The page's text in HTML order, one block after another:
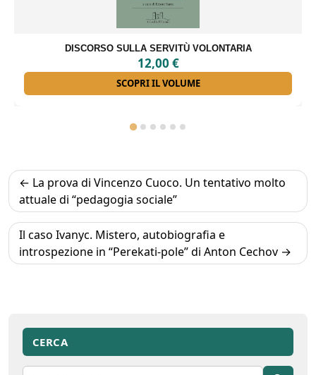
GLI INTERNATI LIBERI DI FORINO
18,00 €
SCOPRI IL VOLUME
Navigazione
articoli
La prova di Vincenzo Cuoco. Un tentativo molto
attuale di “pedagogia sociale”
Il caso Ivanyc. Mistero, autobiografia e
introspezione in “Perekati-pole” di Anton Cechov
CERCA